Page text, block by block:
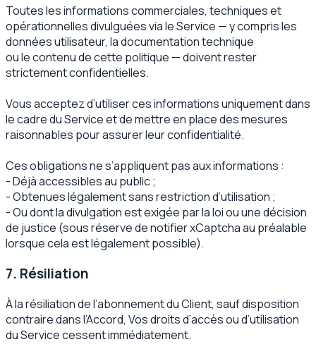
Toutes les informations commerciales, techniques et
opérationnelles divulguées via le Service — y compris les
données utilisateur, la documentation technique
ou le contenu de cette politique — doivent rester
strictement confidentielles.
Vous acceptez d’utiliser ces informations uniquement dans
le cadre du Service et de mettre en place des mesures
raisonnables pour assurer leur confidentialité.
Ces obligations ne s’appliquent pas aux informations :
- Déjà accessibles au public ;
- Obtenues légalement sans restriction d’utilisation ;
- Ou dont la divulgation est exigée par la loi ou une décision
de justice (sous réserve de notifier xCaptcha au préalable
lorsque cela est légalement possible).
7. Résiliation
À la résiliation de l’abonnement du Client, sauf disposition
contraire dans l’Accord, Vos droits d’accès ou d’utilisation
du Service cessent immédiatement.